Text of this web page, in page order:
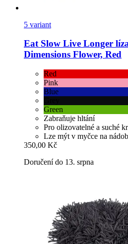
5 variant
Eat Slow Live Longer
Dimensions Flower, Red
Red
Pink
Blue
Green
Zabraňuje hltání
Pro olizovatelné a suché
Lze mýt v myčce na
350,00 Kč
Doručení do 13. srpna